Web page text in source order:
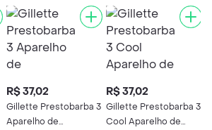
R$ 37,02
Gillette Prestobarba 3
Aparelho de
R$ 37,02
Gillette Prestobarba 3
Cool Aparelho de